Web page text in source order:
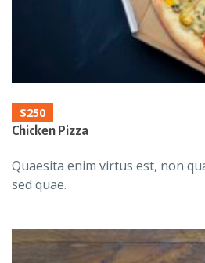
$250
Chicken Pizza
Quaesita enim virtus est, non
sed quae.